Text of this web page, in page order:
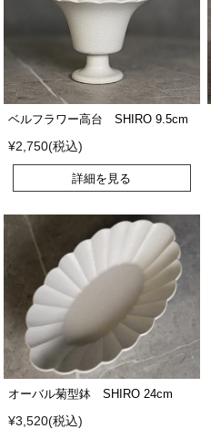
ベルフラワー高台 SHIRO 9.5cm
¥2,750(税込)
詳細を見る
オーバル菊型鉢 SHIRO 24cm
¥3,520(税込)